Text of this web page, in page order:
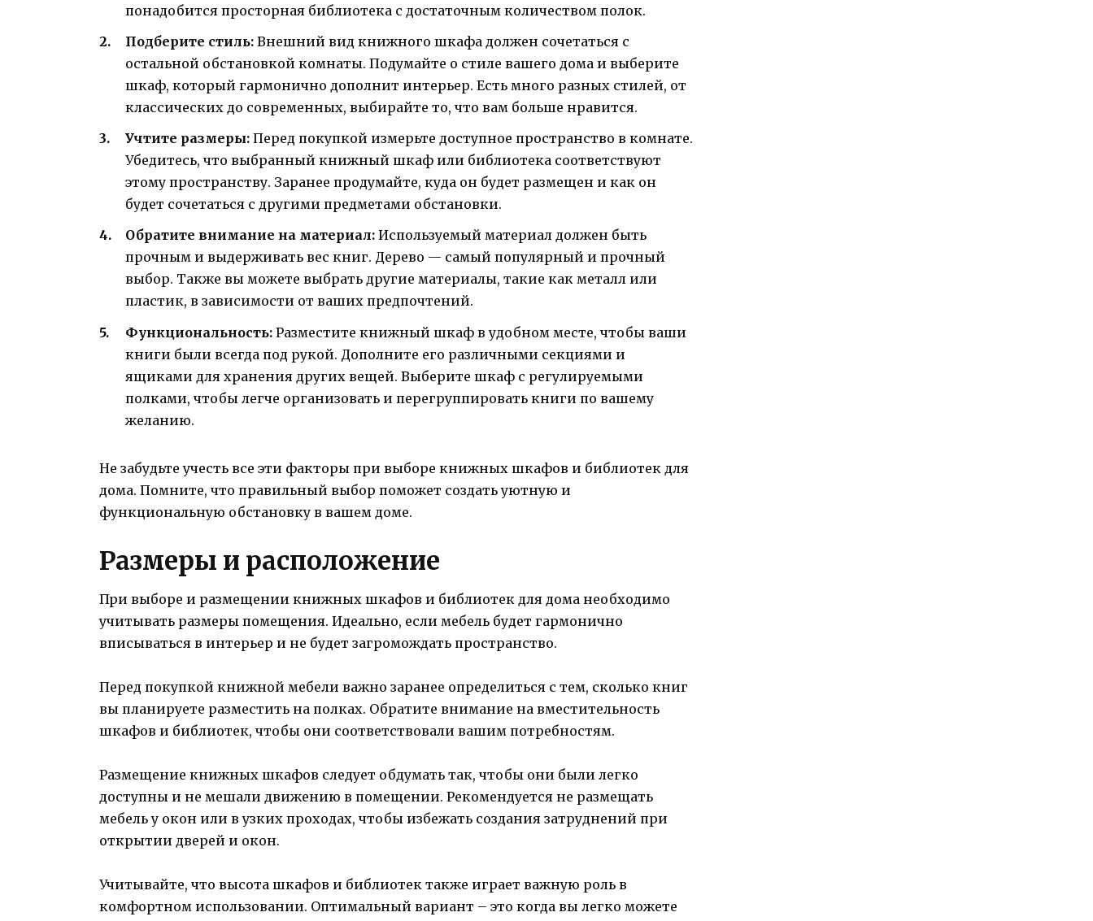
понадобится просторная библиотека с достаточным количеством полок.
Подберите стиль: Внешний вид книжного шкафа должен сочетаться с
остальной обстановкой комнаты. Подумайте о стиле вашего дома и выберите
шкаф, который гармонично дополнит интерьер. Есть много разных стилей, от
классических до современных, выбирайте то, что вам больше нравится.
Учтите размеры: Перед покупкой измерьте доступное пространство в комнате.
Убедитесь, что выбранный книжный шкаф или библиотека соответствуют
этому пространству. Заранее продумайте, куда он будет размещен и как он
будет сочетаться с другими предметами обстановки.
Обратите внимание на материал: Используемый материал должен быть
прочным и выдерживать вес книг. Дерево — самый популярный и прочный
выбор. Также вы можете выбрать другие материалы, такие как металл или
пластик, в зависимости от ваших предпочтений.
Функциональность: Разместите книжный шкаф в удобном месте, чтобы ваши
книги были всегда под рукой. Дополните его различными секциями и
ящиками для хранения других вещей. Выберите шкаф с регулируемыми
полками, чтобы легче организовать и перегруппировать книги по вашему
желанию.
Не забудьте учесть все эти факторы при выборе книжных шкафов и библиотек для
дома. Помните, что правильный выбор поможет создать уютную и
функциональную обстановку в вашем доме.
Размеры и расположение
При выборе и размещении книжных шкафов и библиотек для дома необходимо
учитывать размеры помещения. Идеально, если мебель будет гармонично
вписываться в интерьер и не будет загромождать пространство.
Перед покупкой книжной мебели важно заранее определиться с тем, сколько книг
вы планируете разместить на полках. Обратите внимание на вместительность
шкафов и библиотек, чтобы они соответствовали вашим потребностям.
Размещение книжных шкафов следует обдумать так, чтобы они были легко
доступны и не мешали движению в помещении. Рекомендуется не размещать
мебель у окон или в узких проходах, чтобы избежать создания затруднений при
открытии дверей и окон.
Учитывайте, что высота шкафов и библиотек также играет важную роль в
комфортном использовании. Оптимальный вариант – это когда вы легко можете